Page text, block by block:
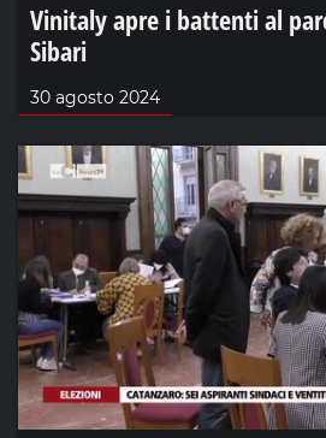
Vinitaly apre i battenti al
Sibari
30 agosto 2024